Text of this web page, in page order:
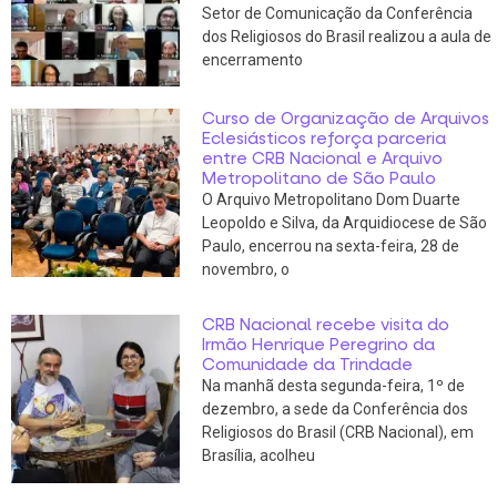
Setor de Comunicação da Conferência
dos Religiosos do Brasil realizou a aula de
encerramento
Curso de Organização de Arquivos
Eclesiásticos reforça parceria
entre CRB Nacional e Arquivo
Metropolitano de São Paulo
O Arquivo Metropolitano Dom Duarte
Leopoldo e Silva, da Arquidiocese de São
Paulo, encerrou na sexta-feira, 28 de
novembro, o
CRB Nacional recebe visita do
Irmão Henrique Peregrino da
Comunidade da Trindade
Na manhã desta segunda-feira, 1º de
dezembro, a sede da Conferência dos
Religiosos do Brasil (CRB Nacional), em
Brasília, acolheu